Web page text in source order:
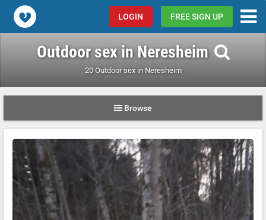
Popcorn.dating LOGIN FREE SIGN UP
Outdoor sex in Neresheim
20 Outdoor sex in Neresheim
Browse